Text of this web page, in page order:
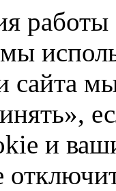
работы
мы
сайта
и